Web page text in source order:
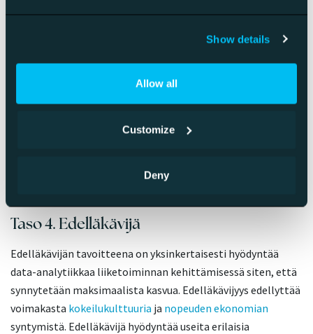
Show details
Allow all
Customize
Deny
sisällön tuotanto.
. Konkari ymmärtää, että hyöty
Monissa yrityksissä tämän tason saavuttaminen riittää
On motivoivaa, että tason saavuttaminen ei vaadi valtavia
kysymys on enemmän asenteesta, priorisoinnista ja
Taso 4. Edelläkävijä
Edelläkävijän tavoitteena on yksinkertaisesti hyödyntää
data-analytiikkaa liiketoiminnan kehittämisessä siten, että
synnytetään maksimaalista kasvua. Edelläkävijyys edellyttää
voimakasta kokeilukulttuuria ja nopeuden ekonomian
syntymistä. Edelläkävijä hyödyntää useita erilaisia